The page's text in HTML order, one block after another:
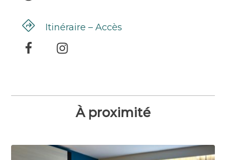
Itinéraire – Accès
À proximité